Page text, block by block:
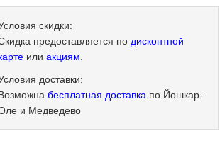
скидки:
предоставляется по дисконтной
илиакциям
доставки:
бесплатная доставка по Йошкар-
и Медведево